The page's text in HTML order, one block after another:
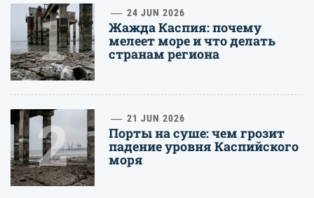
1 24 JUN 2026
Жажда Каспия: почему
мелеет море и что делать
странам региона
2 21 JUN 2026
Порты на суше: чем грозит
падение уровня Каспийского
моря